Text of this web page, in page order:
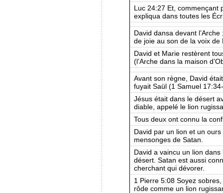
Luc 24:27 Et, commençant
expliqua dans toutes les
David dansa devant
de joie au son de la voix de
David et Marie restèrent
(l’Arche dans la maison
Avant son règne, David
fuyait Saül (1 Samuel
Jésus était dans le désert
diable, appelé le lion
Tous deux ont connu la
David par un lion et un
mensonges de Satan.
David a vaincu un lion
désert. Satan est aussi
cherchant qui dévorer.
1 Pierre 5:08 Soyez
rôde comme un lion